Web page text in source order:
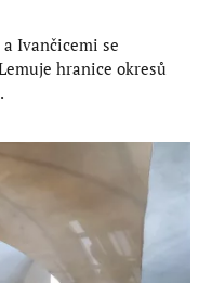
Ivančicemi se
hranice okresů